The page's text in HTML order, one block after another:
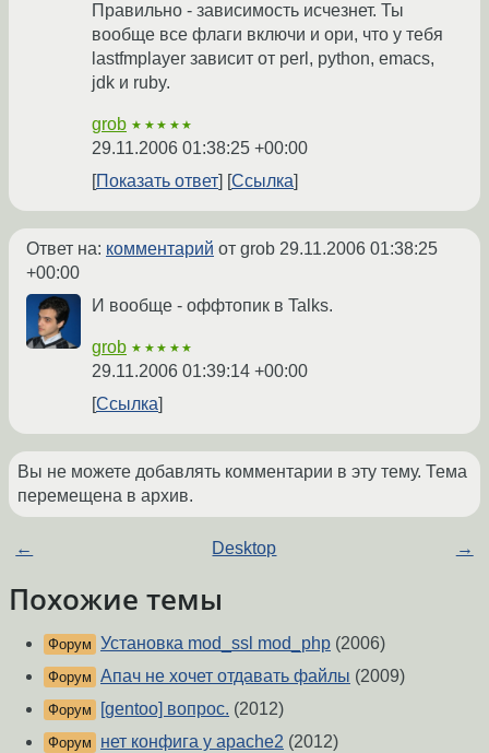
Правильно - зависимость исчезнет. Ты
вообще все флаги включи и ори, что у тебя
lastfmplayer зависит от perl, python, emacs,
jdk и ruby.
grob ★★★★★
29.11.2006 01:38:25 +00:00
Показать ответ
Ссылка
Ответ на: комментарий от grob 29.11.2006 01:38:25
+00:00
И вообще - оффтопик в Talks.
grob ★★★★★
29.11.2006 01:39:14 +00:00
Ссылка
Вы не можете добавлять комментарии в эту тему. Тема
перемещена в архив.
← Desktop →
Похожие темы
Форум Установка mod_ssl mod_php (2006)
Форум Апач не хочет отдавать файлы (2009)
Форум [gentoo] вопрос. (2012)
Форум нет конфига у apache2 (2012)